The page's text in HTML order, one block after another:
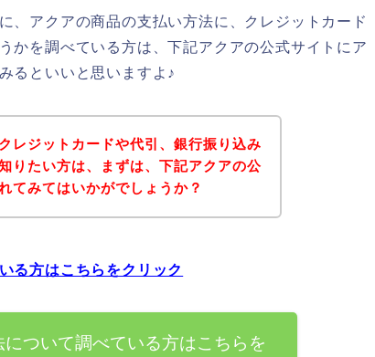
、アクアの商品の支払い方法に、クレジットカード
かを調べている方は、下記アクアの公式サイトにア
るといいと思いますよ♪
レジットカードや代引、銀行振り込み
りたい方は、まずは、下記アクアの公
てみてはいかがでしょうか？
る方はこちらをクリック
ついて調べている方はこちらを